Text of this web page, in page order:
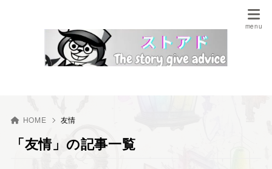
HOME 友情
「友情」の記事一覧